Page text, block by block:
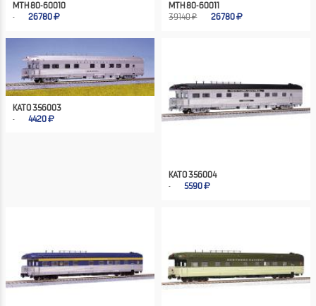
MTH 80-60010
26780
MTH 80-60011
39140 ₽
26780
KATO 356003
4420
KATO 356004
5590